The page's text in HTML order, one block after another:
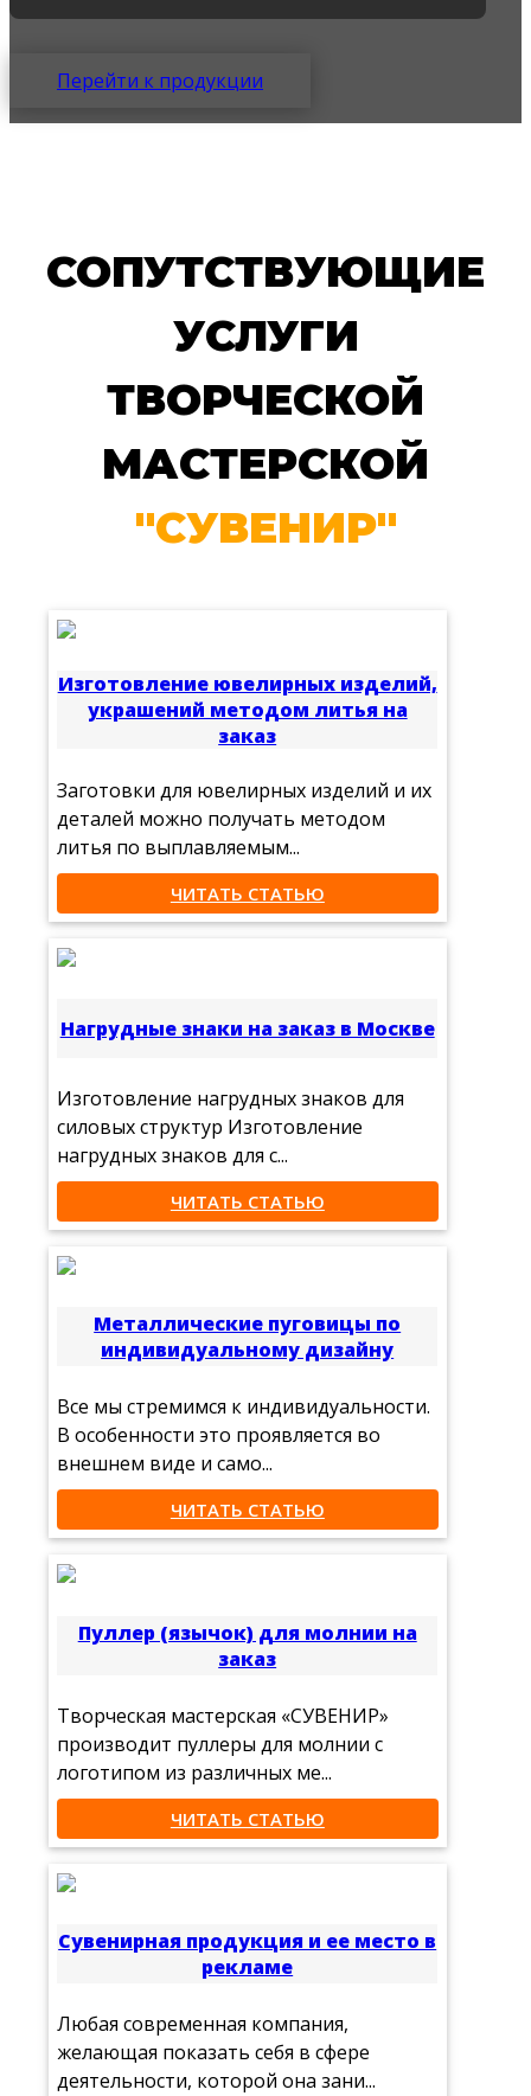
Перейти к продукции
СОПУТСТВУЮЩИЕ
УСЛУГИ
ТВОРЧЕСКОЙ
МАСТЕРСКОЙ
"СУВЕНИР"
Изготовление ювелирных изделий,
украшений методом литья на
заказ
Заготовки для ювелирных изделий и их
деталей можно получать методом
литья по выплавляемым...
ЧИТАТЬ СТАТЬЮ
Нагрудные знаки на заказ в Москве
Изготовление нагрудных знаков для
силовых структур Изготовление
нагрудных знаков для с...
ЧИТАТЬ СТАТЬЮ
Металлические пуговицы по
индивидуальному дизайну
Все мы стремимся к индивидуальности.
В особенности это проявляется во
внешнем виде и само...
ЧИТАТЬ СТАТЬЮ
Пуллер (язычок) для молнии на
заказ
Творческая мастерская «СУВЕНИР»
производит пуллеры для молнии с
логотипом из различных ме...
ЧИТАТЬ СТАТЬЮ
Сувенирная продукция и ее место в
рекламе
Любая современная компания,
желающая показать себя в сфере
деятельности, которой она зани...